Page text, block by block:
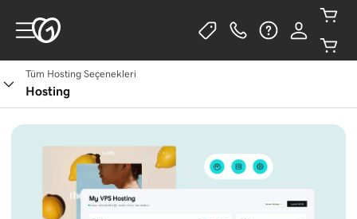
Tüm Hosting Seçenekleri
Hosting